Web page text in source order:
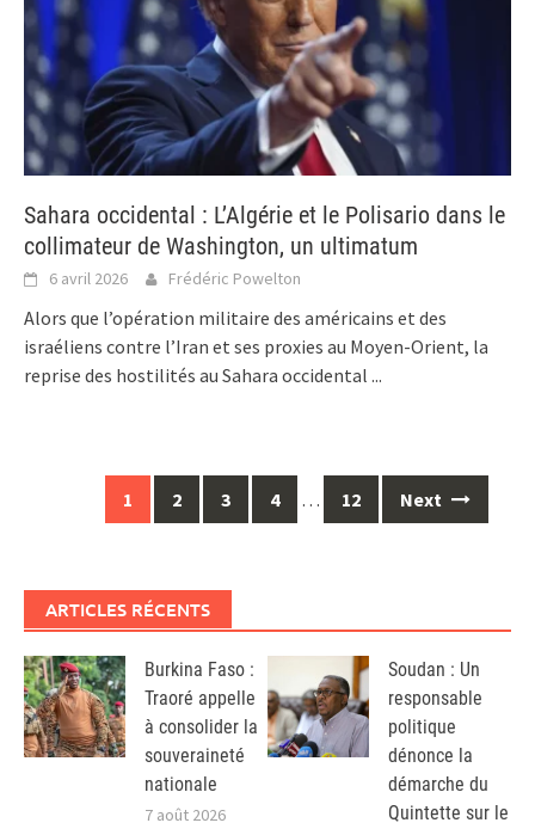
Sahara occidental : L’Algérie et le Polisario dans le
collimateur de Washington, un ultimatum
6 avril 2026 Frédéric Powelton
Alors que l’opération militaire des américains et des
israéliens contre l’Iran et ses proxies au Moyen-Orient, la
reprise des hostilités au Sahara occidental ...
navigation
1 2 3 4 … 12 Next
ARTICLES RÉCENTS
Burkina Faso :
Traoré appelle
à consolider la
souveraineté
nationale
7 août 2026
Soudan : Un
responsable
politique
dénonce la
démarche du
Quintette sur le